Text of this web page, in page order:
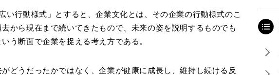
い行動様式」とすると、企業文化とは、その企業の行動様式のこ
から現在まで続いてきたもので、未来の姿を説明するものでも
う断面で企業を捉える考え方である。
どうだったかではなく、企業が健康に成長し、維持し続ける反